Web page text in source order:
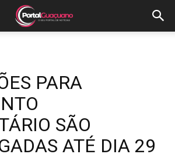
PARA
SÃO
ATÉ DIA 29